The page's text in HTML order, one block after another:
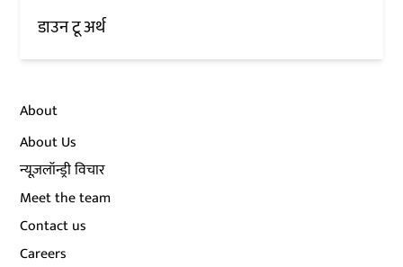
डाउन टू अर्थ
About
About Us
न्यूज़लॉन्ड्री विचार
Meet the team
Contact us
Careers